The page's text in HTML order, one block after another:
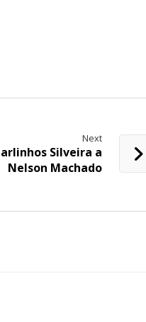
Next
Silveira a
Nelson Machado